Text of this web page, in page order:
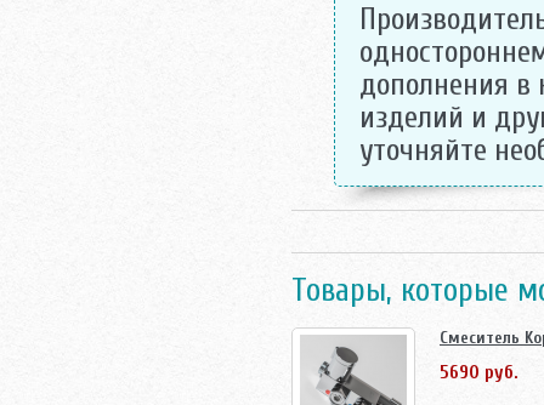
дополнения
изделий и
уточняйте
Товары, которые
Смеситель
5690 руб.